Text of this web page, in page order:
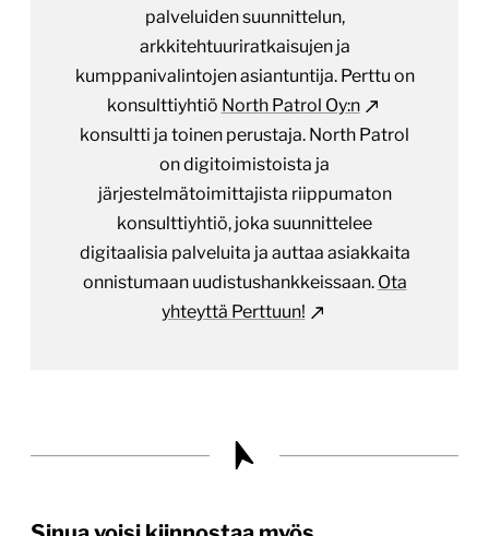
palveluiden suunnittelun,
arkkitehtuuriratkaisujen ja
kumppanivalintojen asiantuntija. Perttu on
konsulttiyhtiö North Patrol Oy:n
konsultti ja toinen perustaja. North Patrol
on digitoimistoista ja
järjestelmätoimittajista riippumaton
konsulttiyhtiö, joka suunnittelee
digitaalisia palveluita ja auttaa asiakkaita
onnistumaan uudistushankkeissaan. Ota
yhteyttä Perttuun!